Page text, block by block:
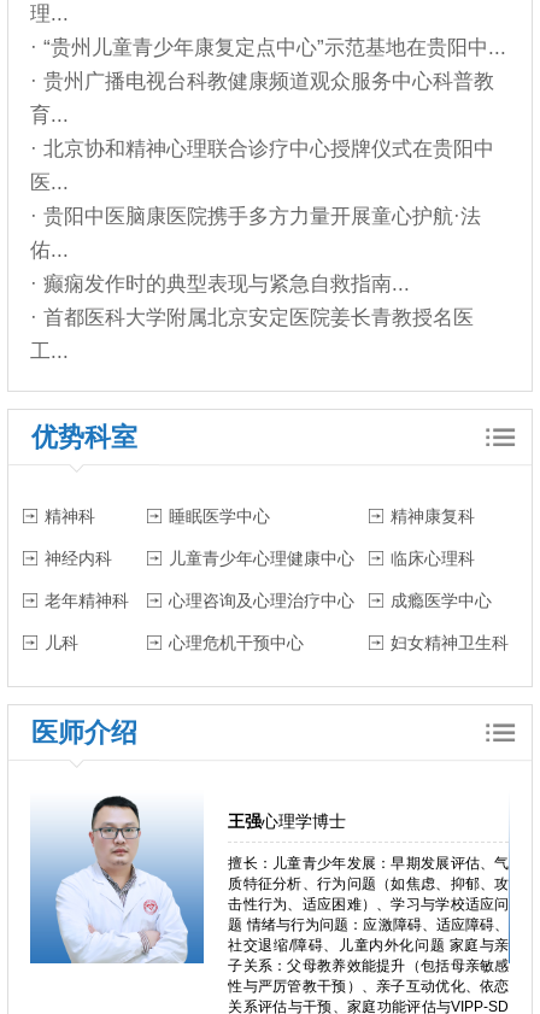
理...
· “贵州儿童青少年康复定点中心”示范基地在贵阳中...
· 贵州广播电视台科教健康频道观众服务中心科普教
育...
· 北京协和精神心理联合诊疗中心授牌仪式在贵阳中
医...
· 贵阳中医脑康医院携手多方力量开展童心护航·法
佑...
· 癫痫发作时的典型表现与紧急自救指南...
· 首都医科大学附属北京安定医院姜长青教授名医
工...
优势科室
精神科 睡眠医学中心 精神康复科
神经内科 儿童青少年心理健康中心 临床心理科
老年精神科 心理咨询及心理治疗中心 成瘾医学中心
儿科 心理危机干预中心 妇女精神卫生科
医师介绍
阴
王强心理学博士
擅长：儿童青少年发展：早期发展评估、气
质特征分析、行为问题（如焦虑、抑郁、攻
击性行为、适应困难）、学习与学校适应问
题 情绪与行为问题：应激障碍、适应障碍、
社交退缩/障碍、儿童内外化问题 家庭与亲
子关系：父母教养效能提升（包括母亲敏感
性与严厉管教干预）、亲子互动优化、依恋
关系评估与干预、家庭功能评估与VIPP-SD